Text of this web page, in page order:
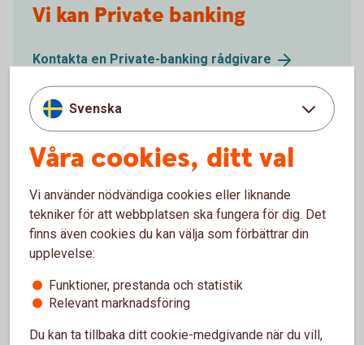
Vi kan Private banking
Kontakta en Private-banking rådgivare
Vi kan Företagsekonomi
Kontakta enFöretagsrådgivare
Vi kan Skog och lantbruk
Svenska
Våra cookies, ditt val
Vi använder nödvändiga cookies eller liknande
tekniker för att webbplatsen ska fungera för dig. Det
finns även cookies du kan välja som förbättrar din
upplevelse:
Funktioner, prestanda och statistik
Relevant marknadsföring
Du kan ta tillbaka ditt cookie-medgivande när du vill,